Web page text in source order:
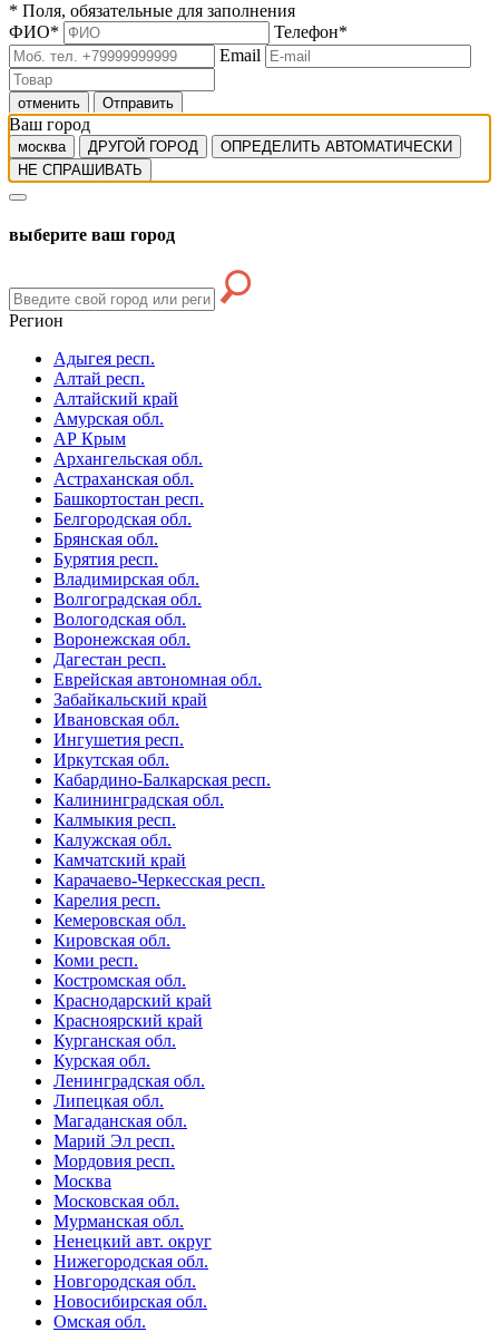
* Поля, обязательные для заполнения
ФИО* Телефон*
Email
отменить Отправить
Ваш город
москва ДРУГОЙ ГОРОД
ОПРЕДЕЛИТЬ АВТОМАТИЧЕСКИ
НЕ СПРАШИВАТЬ
выберите ваш город
Регион
Адыгея респ.
Алтай респ.
Алтайский край
Амурская обл.
АР Крым
Архангельская обл.
Астраханская обл.
Башкортостан респ.
Белгородская обл.
Брянская обл.
Бурятия респ.
Владимирская обл.
Волгоградская обл.
Вологодская обл.
Воронежская обл.
Дагестан респ.
Еврейская автономная обл.
Забайкальский край
Ивановская обл.
Ингушетия респ.
Иркутская обл.
Кабардино-Балкарская респ.
Калининградская обл.
Калмыкия респ.
Калужская обл.
Камчатский край
Карачаево-Черкесская респ.
Карелия респ.
Кемеровская обл.
Кировская обл.
Коми респ.
Костромская обл.
Краснодарский край
Красноярский край
Курганская обл.
Курская обл.
Ленинградская обл.
Липецкая обл.
Магаданская обл.
Марий Эл респ.
Мордовия респ.
Москва
Московская обл.
Мурманская обл.
Ненецкий авт. округ
Нижегородская обл.
Новгородская обл.
Новосибирская обл.
Омская обл.